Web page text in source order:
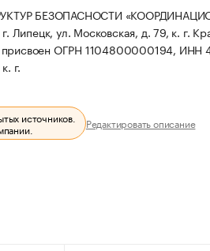
БЕЗОПАСНОСТИ
ул. Московская, д. 79, к. г.
присвоен ОГРН 1104800000194, ИНН
г.
источников. Редактировать описание